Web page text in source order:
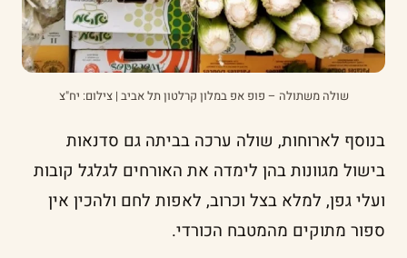
שולה משתולה – פופ אפ במלון קרלטון תל אביב | צילום: יח"צ
בנוסף לארוחות, שולה ערכה בביתה גם סדנאות
בישול מגוונות בהן לימדה את האורחים לגלגל קובות
ועלי גפן, למלא בצל וכרוב, לאפות לחם ולהכין אין
ספור מתוקים מהמטבח הכורדי.